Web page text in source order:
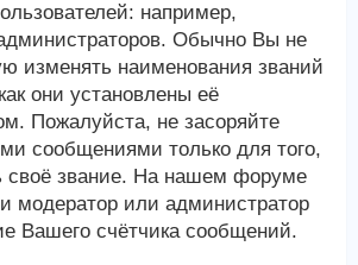
например,
Обычно Вы не
изменять наименования званий
они установлены её
Пожалуйста, не засоряйте
сообщениями только для того,
своё звание. На нашем форуме
модератор или администратор
Вашего счётчика сообщений.